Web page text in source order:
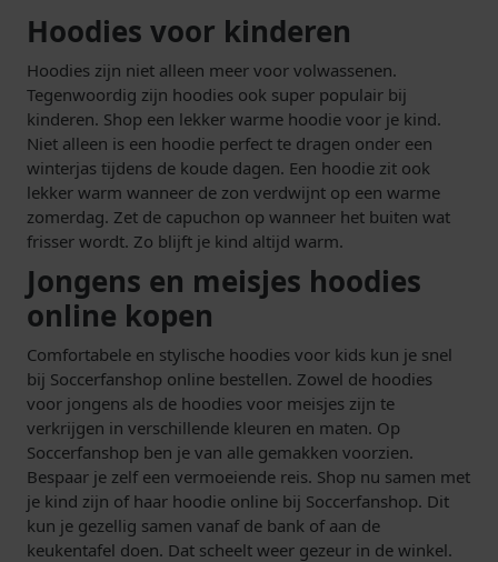
Hoodies voor kinderen
Hoodies zijn niet alleen meer voor volwassenen.
Tegenwoordig zijn hoodies ook super populair bij
kinderen. Shop een lekker warme hoodie voor je kind.
Niet alleen is een hoodie perfect te dragen onder een
winterjas tijdens de koude dagen. Een hoodie zit ook
lekker warm wanneer de zon verdwijnt op een warme
zomerdag. Zet de capuchon op wanneer het buiten wat
frisser wordt. Zo blijft je kind altijd warm.
Jongens en meisjes hoodies
online kopen
Comfortabele en stylische hoodies voor kids kun je snel
bij Soccerfanshop online bestellen. Zowel de hoodies
voor jongens als de hoodies voor meisjes zijn te
verkrijgen in verschillende kleuren en maten. Op
Soccerfanshop ben je van alle gemakken voorzien.
Bespaar je zelf een vermoeiende reis. Shop nu samen met
je kind zijn of haar hoodie online bij Soccerfanshop. Dit
kun je gezellig samen vanaf de bank of aan de
keukentafel doen. Dat scheelt weer gezeur in de winkel.